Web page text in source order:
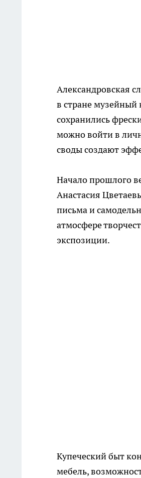
Александровская
в стране
сохранились
можно войти в
своды создают
Начало прошлого
Анастасия
письма и
атмосфере
экспозиции.
Купеческий быт
мебель,